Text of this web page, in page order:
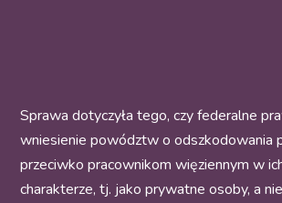
Sprawa dotyczyła tego, czy federalne
wniesienie powództw o odszkodowania
przeciwko pracownikom więziennym w
charakterze, tj. jako prywatne osoby, a